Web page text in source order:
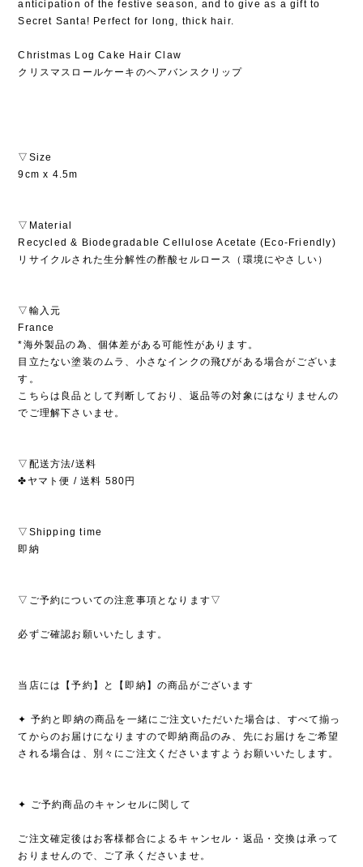
anticipation of the festive season, and to give as a gift to
Secret Santa! Perfect for long, thick hair.
Christmas Log Cake Hair Claw
クリスマスロールケーキのヘアバンスクリップ
▽Size
9cm x 4.5m
▽Material
Recycled & Biodegradable Cellulose Acetate (Eco-Friendly)
リサイクルされた生分解性の酢酸セルロース（環境にやさしい）
▽輸入元
France
*海外製品の為、個体差がある可能性があります。
目立たない塗装のムラ、小さなインクの飛びがある場合がございま
す。
こちらは良品として判断しており、返品等の対象にはなりませんの
でご理解下さいませ。
▽配送方法/送料
✤ヤマト便 / 送料 580円
▽Shipping time
即納
▽ご予約についての注意事項となります▽
必ずご確認お願いいたします。
当店には【予約】と【即納】の商品がございます
✦ 予約と即納の商品を一緒にご注文いただいた場合は、すべて揃っ
てからのお届けになりますので即納商品のみ、先にお届けをご希望
される場合は、別々にご注文くださいますようお願いいたします。
✦ ご予約商品のキャンセルに関して
ご注文確定後はお客様都合によるキャンセル・返品・交換は承って
おりませんので、ご了承くださいませ。